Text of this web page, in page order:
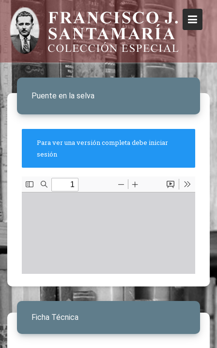
Puente en la selva
Para ver una versión completa debe iniciar
sesión
Ficha Técnica